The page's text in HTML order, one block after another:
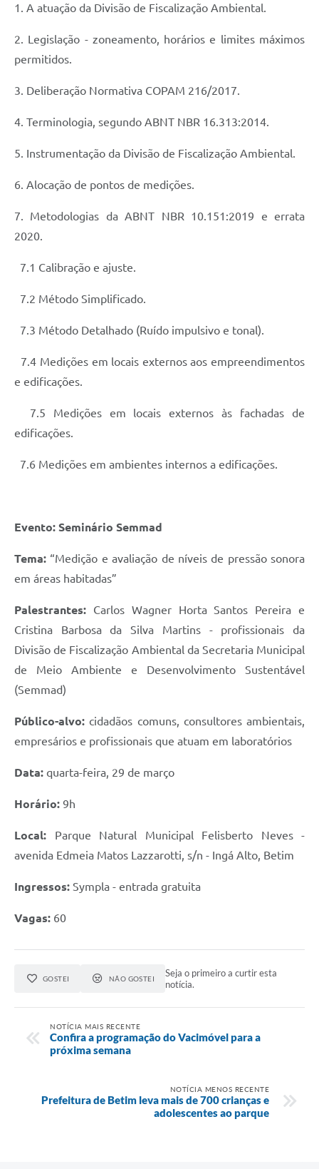
1. A atuação da Divisão de Fiscalização Ambiental.
2. Legislação - zoneamento, horários e limites máximos
permitidos.
3. Deliberação Normativa COPAM 216/2017.
4. Terminologia, segundo ABNT NBR 16.313:2014.
5. Instrumentação da Divisão de Fiscalização Ambiental.
6. Alocação de pontos de medições.
7. Metodologias da ABNT NBR 10.151:2019 e errata
2020.
7.1 Calibração e ajuste.
7.2 Método Simplificado.
7.3 Método Detalhado (Ruído impulsivo e tonal).
7.4 Medições em locais externos aos empreendimentos
e edificações.
7.5 Medições em locais externos às fachadas de
edificações.
7.6 Medições em ambientes internos a edificações.
Evento: Seminário Semmad
Tema: “Medição e avaliação de níveis de pressão sonora
em áreas habitadas”
Palestrantes: Carlos Wagner Horta Santos Pereira e
Cristina Barbosa da Silva Martins - profissionais da
Divisão de Fiscalização Ambiental da Secretaria Municipal
de Meio Ambiente e Desenvolvimento Sustentável
(Semmad)
Público-alvo:cidadãos comuns, consultores ambientais,
empresários e profissionais que atuam em laboratórios
Data: quarta-feira, 29 de março
Horário: 9h
Local: Parque Natural Municipal Felisberto Neves -
avenida Edmeia Matos Lazzarotti, s/n - Ingá Alto, Betim
Ingressos: Sympla - entrada gratuita
Vagas: 60
GOSTEI NÃO GOSTEI
Seja o primeiro a curtir esta
notícia.
NOTÍCIA MAIS RECENTE
Confira a programação do Vacimóvel para a
próxima semana
NOTÍCIA MENOS RECENTE
Prefeitura de Betim leva mais de 700 crianças e
adolescentes ao parque